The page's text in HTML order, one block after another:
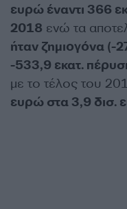
ευρώ έναντι 366
2018 ενώ τα
ήταν ζημιογόνα (-
-533,9 εκατ.
με το τέλος του
ευρώ στα 3,9 δισ.